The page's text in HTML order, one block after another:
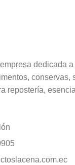
dedicada
conservas,
repostería,